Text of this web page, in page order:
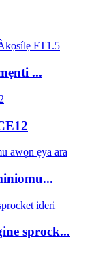
...
sprock...